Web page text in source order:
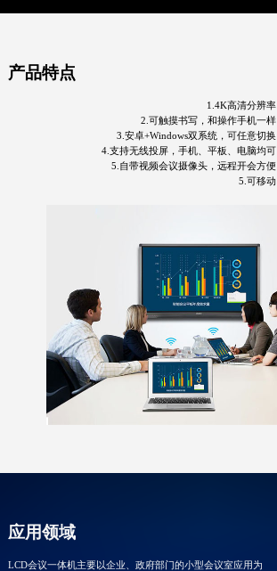
产品特点
1.4K高清分辨率
2.可触摸书写，和操作手机一样
3.安卓+Windows双系统，可任意切换
4.支持无线投屏，手机、平板、电脑均可
5.自带视频会议摄像头，远程开会方便
5.可移动
应用领域
LCD会议一体机主要以企业、政府部门的小型会议室应用为